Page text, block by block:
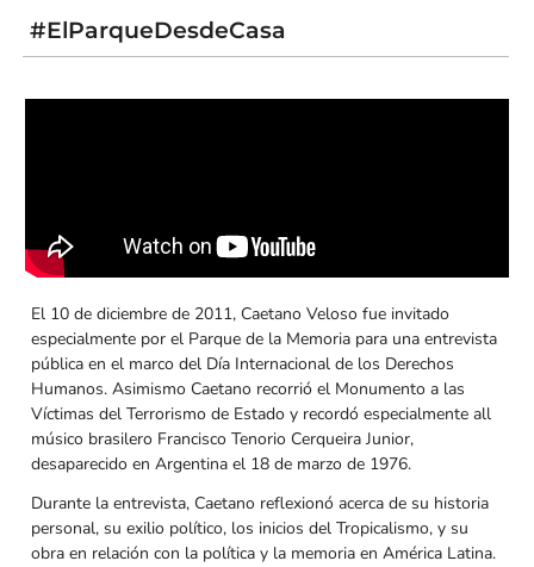
#ElParqueDesdeCasa
El 10 de diciembre de 2011, Caetano Veloso fue invitado
especialmente por el Parque de la Memoria para una entrevista
pública en el marco del Día Internacional de los Derechos
Humanos. Asimismo Caetano recorrió el Monumento a las
Víctimas del Terrorismo de Estado y recordó especialmente all
músico brasilero Francisco Tenorio Cerqueira Junior,
desaparecido en Argentina el 18 de marzo de 1976.
Durante la entrevista, Caetano reflexionó acerca de su historia
personal, su exilio político, los inicios del Tropicalismo, y su
obra en relación con la política y la memoria en América Latina.